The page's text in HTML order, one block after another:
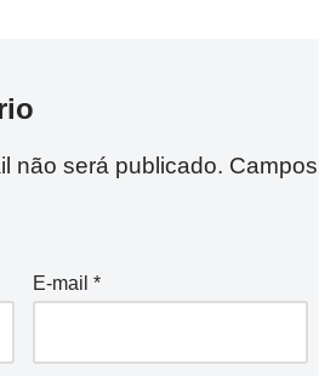
não será publicado.
E-mail*